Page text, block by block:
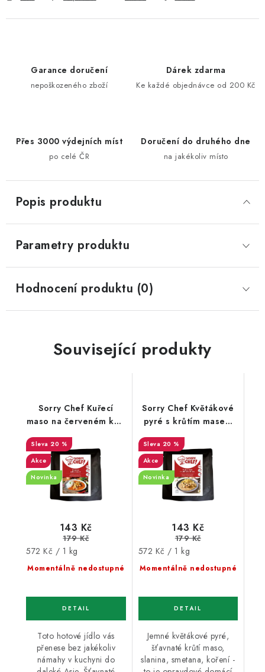
Garance doručení
nepoškozeného zboží
Dárek zdarma
Ke každé objednávce od 200 Kč
Přes 3000 výdejních míst
po celé ČR
Doručení do druhého dne
na jakékoliv místo
Popis produktu
Parametry produktu
Hodnocení produktu (0)
Související produkty
Sorry Chef Kuřecí
maso na červeném kari
KETO 250 g
20 %
Akce
Novinka
Momentálně nedostupné
143 Kč
179 Kč
Měrná
cena:
572 Kč / 1 kg
Toto hotové jídlo vás
přenese bez jakékoliv
námahy v kuchyni do
Sorry Chef Květákové
pyré s krůtím masem
KETO 250 g
20 %
Akce
Novinka
Momentálně nedostupné
143 Kč
179 Kč
Měrná
cena:
572 Kč / 1 kg
Jemné květákové pyré,
šťavnaté krůtí maso,
slanina, smetana, koření -